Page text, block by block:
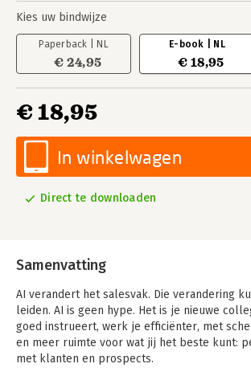
Kies uw bindwijze
Paperback | NL
€ 24,95
E-book | NL
€ 18,95
€ 18,95
In winkelwagen
Direct te downloaden
Samenvatting
AI verandert het salesvak. Die verandering
leiden. AI is geen hype. Het is je nieuwe
goed instrueert, werk je efficiënter, met
en meer ruimte voor wat jij het beste kunt:
met klanten en prospects.